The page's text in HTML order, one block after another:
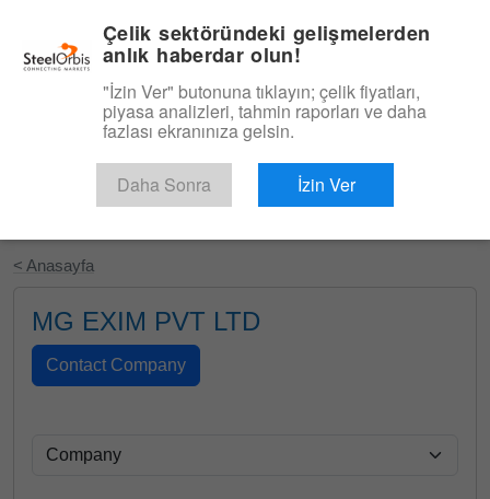
Ücretsiz Deneyin
< Anasayfa
MG EXIM PVT LTD
Çelik sektöründeki gelişmelerden
anlık haberdar olun!
"İzin Ver" butonuna tıklayın; çelik fiyatları,
piyasa analizleri, tahmin raporları ve daha
fazlası ekranınıza gelsin.
Daha Sonra İzin Ver